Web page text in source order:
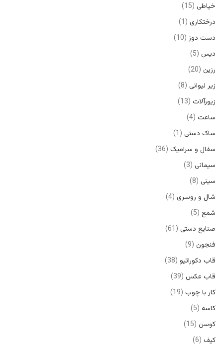
خیاطی 15
درختکاری 1
دست دوز 10
دیس 5
رزین 20
زیر لیوانی 8
زیورآلات 13
ساعت 4
ساک دستی 1
سفال و سرامیک 36
سیمانی 3
سینی 8
شال و روسری 4
شمع 5
صنایع دستی 61
فنجون 9
قاب دکوراتیو 38
قاب عکس 39
کار با چوب 19
کاسه 5
کوسن 15
کیف 6